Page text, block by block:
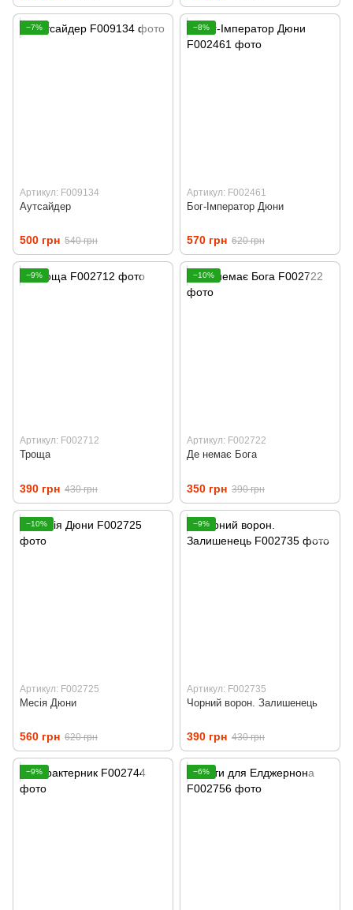
−7%
Артикул: F009134
Аутсайдер
500 грн 540 грн
−8%
Артикул: F002461
Бог-Імператор Дюни
570 грн 620 грн
−9%
Артикул: F002712
Троща
390 грн 430 грн
−10%
Артикул: F002722
Де немає Бога
350 грн 390 грн
−10%
Артикул: F002725
Месія Дюни
560 грн 620 грн
−9%
Артикул: F002735
Чорний ворон. Залишенець
390 грн 430 грн
−9% −6%